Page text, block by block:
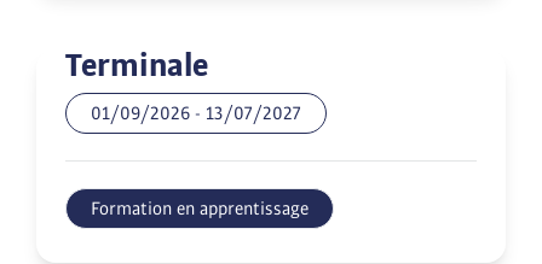
Terminale
01/09/2026 - 13/07/2027
Formation en apprentissage